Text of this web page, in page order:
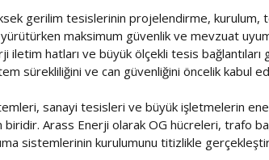
enerjisinin üretim noktalarından tüketim
için enerji nakil hatlarının
yürütür. Saha etütlerinden güzergâh
olarak gerçekleştirilir.
yalnızca enerji iletimini sağlamak değil,
gerilim tesislerinin projelendirme, kurulum,
maksimum güvenlik ve mevzuat
iletim hatları ve büyük ölçekli tesis bağlantıları
sürekliliğini ve can güvenliğini öncelik kabul
sanayi tesisleri ve büyük işletmelerin
biridir. Arass Enerji olarak OG hücreleri, trafo
sistemlerinin kurulumunu titizlikle
çözümleri sunar. Fabrika sahaları,
yürüyüş yolları, parklar ve ticari tesis çevreleri
geliştirir.
ve düşük enerji tüketimli sistemler
hem de çevreye duyarlı bir aydınlatma
bakım ve optimizasyon hizmetleriyle sistemlerin